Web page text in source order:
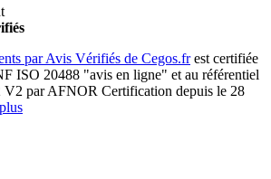
par Avis Vérifiés de Cegos.frest certifiée
ISO 20488 "avis en ligne" et au référentiel
V2 par AFNOR Certification depuis le 28